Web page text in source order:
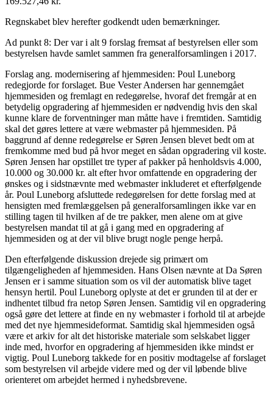
Regnskabet blev herefter godkendt uden bemærkninger.
Ad punkt 8: Der var i alt 9 forslag fremsat af bestyrelsen eller som
bestyrelsen havde samlet sammen fra generalforsamlingen i 2017.
Forslag ang. modernisering af hjemmesiden: Poul Luneborg
redegjorde for forslaget. Bue Vester Andersen har gennemgået
hjemmesiden og fremlagt en redegørelse, hvoraf det fremgår at en
betydelig opgradering af hjemmesiden er nødvendig hvis den skal
kunne klare de forventninger man måtte have i fremtiden. Samtidig
skal det gøres lettere at være webmaster på hjemmesiden. På
baggrund af denne redegørelse er Søren Jensen blevet bedt om at
fremkomme med bud på hvor meget en sådan opgradering vil koste.
Søren Jensen har opstillet tre typer af pakker på henholdsvis 4.000,
10.000 og 30.000 kr. alt efter hvor omfattende en opgradering der
ønskes og i sidstnævnte med webmaster inkluderet et efterfølgende
år. Poul Luneborg afsluttede redegørelsen for dette forslag med at
hensigten med fremlæggelsen på generalforsamlingen ikke var en
stilling tagen til hvilken af de tre pakker, men alene om at give
bestyrelsen mandat til at gå i gang med en opgradering af
hjemmesiden og at der vil blive brugt nogle penge herpå.
Den efterfølgende diskussion drejede sig primært om
tilgængeligheden af hjemmesiden. Hans Olsen nævnte at Da Søren
Jensen er i samme situation som os vil der automatisk blive taget
hensyn hertil. Poul Luneborg oplyste at det er grunden til at der er
indhentet tilbud fra netop Søren Jensen. Samtidig vil en opgradering
også gøre det lettere at finde en ny webmaster i forhold til at arbejde
med det nye hjemmesideformat. Samtidig skal hjemmesiden også
være et arkiv for alt det historiske materiale som selskabet ligger
inde med, hvorfor en opgradering af hjemmesiden ikke mindst er
vigtig. Poul Luneborg takkede for en positiv modtagelse af forslaget
som bestyrelsen vil arbejde videre med og der vil løbende blive
orienteret om arbejdet hermed i nyhedsbrevene.